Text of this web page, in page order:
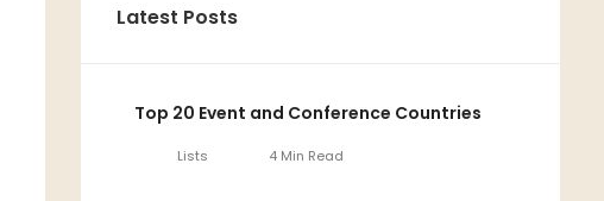
Latest Posts
Top 20 Event and Conference Countries
Lists 4 Min Read